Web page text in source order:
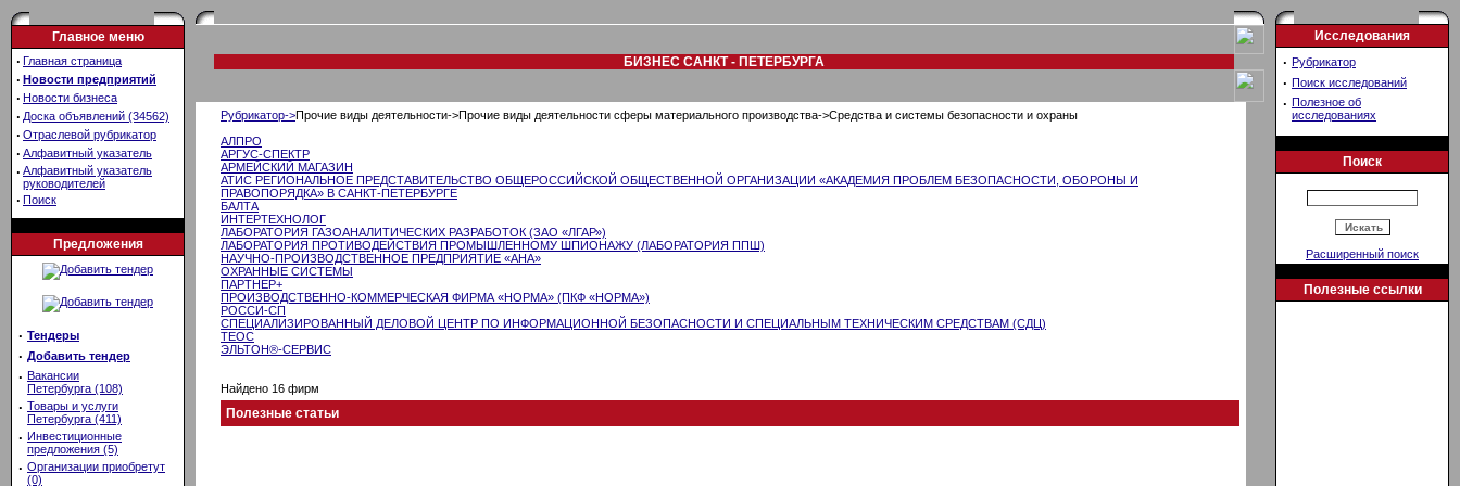
Главное меню
· Главная страница
· Новости предприятий
· Новости бизнеса
· Доска объявлений (34562)
· Отраслевой рубрикатор
· Алфавитный указатель
· Алфавитный указатель
руководителей
· Поиск
Предложения
· Тендеры
· Добавить тендер
· Вакансии
Петербурга (108)
· Товары и услуги
Петербурга (411)
· Инвестиционные
предложения (5)
· Организации приобретут
(0)
БИЗНЕС САНКТ - ПЕТЕРБУРГА
Рубрикатор->Прочие виды деятельности->Прочие виды деятельности сферы материального производства->Средства и системы безопасности и охраны
АЛПРО
АРГУС-СПЕКТР
АРМЕЙСКИЙ МАГАЗИН
АТИС РЕГИОНАЛЬНОЕ ПРЕДСТАВИТЕЛЬСТВО ОБЩЕРОССИЙСКОЙ ОБЩЕСТВЕННОЙ ОРГАНИЗАЦИИ «АКАДЕМИЯ ПРОБЛЕМ БЕЗОПАСНОСТИ, ОБОРОНЫ И
ПРАВОПОРЯДКА» В САНКТ-ПЕТЕРБУРГЕ
БАЛТА
ИНТЕРТЕХНОЛОГ
ЛАБОРАТОРИЯ ГАЗОАНАЛИТИЧЕСКИХ РАЗРАБОТОК (ЗАО «ЛГАР»)
ЛАБОРАТОРИЯ ПРОТИВОДЕЙСТВИЯ ПРОМЫШЛЕННОМУ ШПИОНАЖУ (ЛАБОРАТОРИЯ ППШ)
НАУЧНО-ПРОИЗВОДСТВЕННОЕ ПРЕДПРИЯТИЕ «АНА»
ОХРАННЫЕ СИСТЕМЫ
ПАРТНЕР+
ПРОИЗВОДСТВЕННО-КОММЕРЧЕСКАЯ ФИРМА «НОРМА» (ПКФ «НОРМА»)
РОССИ-СП
СПЕЦИАЛИЗИРОВАННЫЙ ДЕЛОВОЙ ЦЕНТР ПО ИНФОРМАЦИОННОЙ БЕЗОПАСНОСТИ И СПЕЦИАЛЬНЫМ ТЕХНИЧЕСКИМ СРЕДСТВАМ (СДЦ)
ТЕОС
ЭЛЬТОН®-СЕРВИС
Найдено 16 фирм
Полезные статьи
Исследования
· Рубрикатор
· Поиск исследований
· Полезное об
исследованиях
Поиск
Расширенный поиск
Полезные ссылки